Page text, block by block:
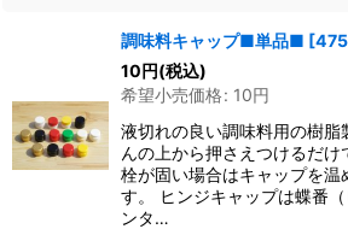
調味料キャップ■単品■ [
10円(税込)
希望小売価格: 10円
液切れの良い調味料用の樹脂
んの上から押さえつけるだ
栓が固い場合はキャップを温
す。 ヒンジキャップは蝶番
ンタ…